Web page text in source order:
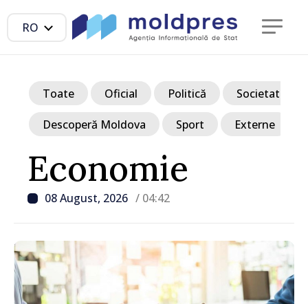
RO
Economie
08 August, 2026 / 04:42
Toate Oficial Politică Societate
Descoperă Moldova Sport Externe